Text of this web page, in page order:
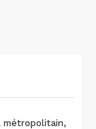
métropolitain,